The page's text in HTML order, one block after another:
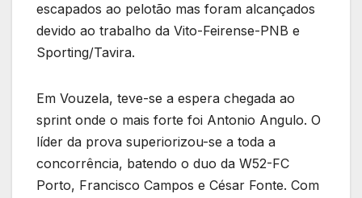
escapados ao pelotão mas foram alcançados
devido ao trabalho da Vito-Feirense-PNB e
Sporting/Tavira.
Em Vouzela, teve-se a espera chegada ao
sprint onde o mais forte foi Antonio Angulo. O
líder da prova superiorizou-se a toda a
concorrência, batendo o duo da W52-FC
Porto, Francisco Campos e César Fonte. Com